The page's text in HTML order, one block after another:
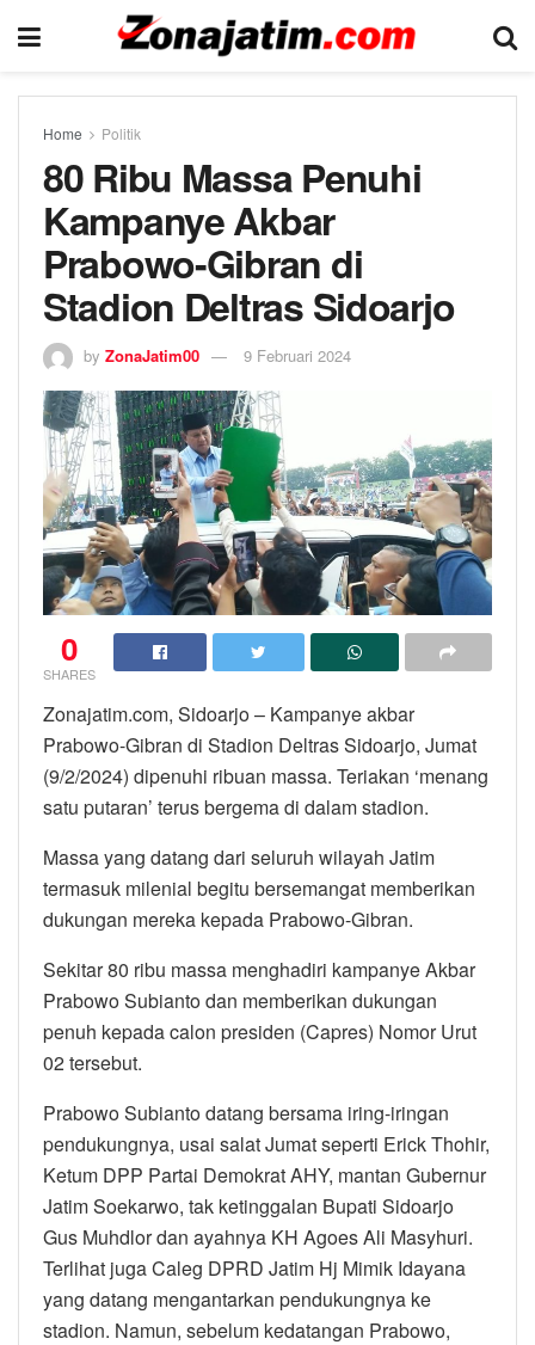
Home Politik
80 Ribu Massa Penuhi
Kampanye Akbar
Prabowo-Gibran di
Stadion Deltras Sidoarjo
by ZonaJatim00 9 Februari 2024
0
SHARES
Zonajatim.com, Sidoarjo – Kampanye akbar
Prabowo-Gibran di Stadion Deltras Sidoarjo, Jumat
(9/2/2024) dipenuhi ribuan massa. Teriakan ‘menang
satu putaran’ terus bergema di dalam stadion.
Massa yang datang dari seluruh wilayah Jatim
termasuk milenial begitu bersemangat memberikan
dukungan mereka kepada Prabowo-Gibran.
Sekitar 80 ribu massa menghadiri kampanye Akbar
Prabowo Subianto dan memberikan dukungan
penuh kepada calon presiden (Capres) Nomor Urut
02 tersebut.
Prabowo Subianto datang bersama iring-iringan
pendukungnya, usai salat Jumat seperti Erick Thohir,
Ketum DPP Partai Demokrat AHY, mantan Gubernur
Jatim Soekarwo, tak ketinggalan Bupati Sidoarjo
Gus Muhdlor dan ayahnya KH Agoes Ali Masyhuri.
Terlihat juga Caleg DPRD Jatim Hj Mimik Idayana
yang datang mengantarkan pendukungnya ke
stadion. Namun, sebelum kedatangan Prabowo,